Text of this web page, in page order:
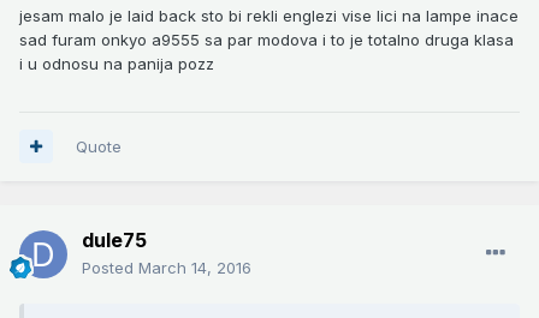
jesam malo je laid back sto bi rekli englezi vise lici na lampe inace
sad furam onkyo a9555 sa par modova i to je totalno druga klasa
i u odnosu na panija pozz
Quote
dule75
Posted March 14, 2016